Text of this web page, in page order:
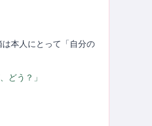
本人にとって「自分の
どう？」